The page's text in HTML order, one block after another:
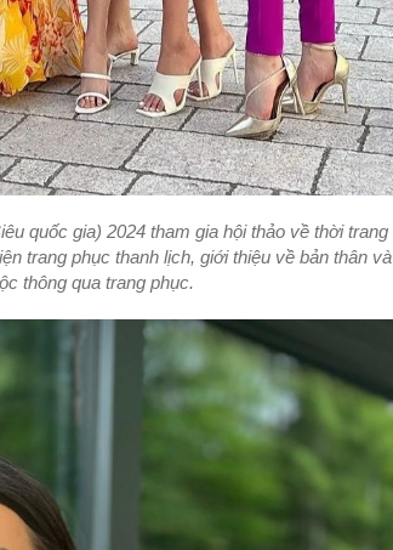
quốc gia) 2024 tham gia hội thảo về thời trang
trang phục thanh lịch, giới thiệu về bản thân và
thông qua trang phục.